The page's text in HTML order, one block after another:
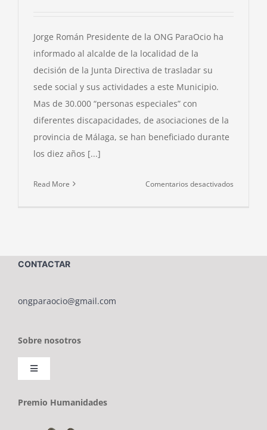
Jorge Román Presidente de la ONG ParaOcio ha
informado al alcalde de la localidad de la
decisión de la Junta Directiva de trasladar su
sede social y sus actividades a este Municipio.
Mas de 30.000 “personas especiales” con
diferentes discapacidades, de asociaciones de la
provincia de Málaga, se han beneficiado durante
los diez años [...]
Read More Comentarios desactivados
A
CONTACTAR
ongparaocio@gmail.com
Sobre nosotros
Toggle
Navigation
Sobre ONG PARAOCIO
Premio Humanidades